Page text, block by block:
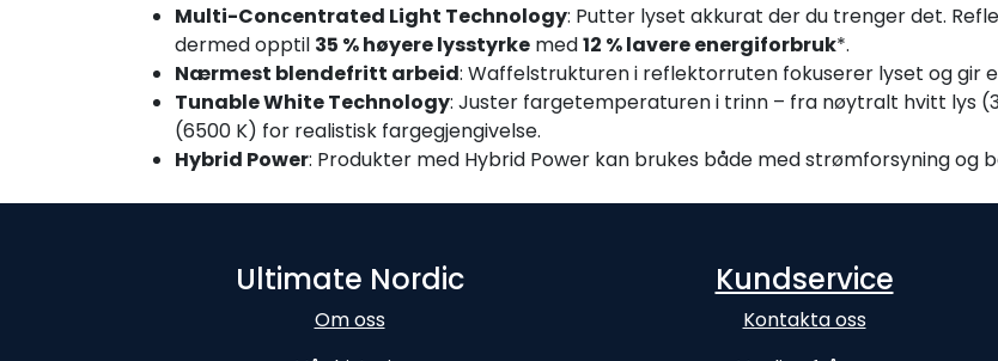
Multi-Concentrated Light Technology: Putter lyset akkurat der du trenger det.
dermed opptil 35 % høyere lysstyrke med12 % lavere energiforbruk*.
Nærmest blendefritt arbeid: Waffelstrukturen i reflektorruten fokuserer lyset og gir
Tunable White Technology: Juster fargetemperaturen i trinn – fra nøytralt hvitt lys
(6500 K) for realistisk fargegjengivelse.
Hybrid Power: Produkter med Hybrid Power kan brukes både med strømforsyning
Ultimate Nordic
Om oss
Kundservice
Kontakta oss